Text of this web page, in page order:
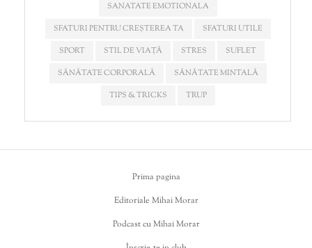
SANATATE EMOTIONALA
SFATURI PENTRU CREȘTEREA TA
SFATURI UTILE
SPORT
STIL DE VIAȚĂ STRES
SUFLET
SĂNĂTATE CORPORALĂ
SĂNĂTATE MINTALĂ
TIPS & TRICKS
TRUP
Prima pagina
Editoriale Mihai Morar
Podcast cu Mihai Morar